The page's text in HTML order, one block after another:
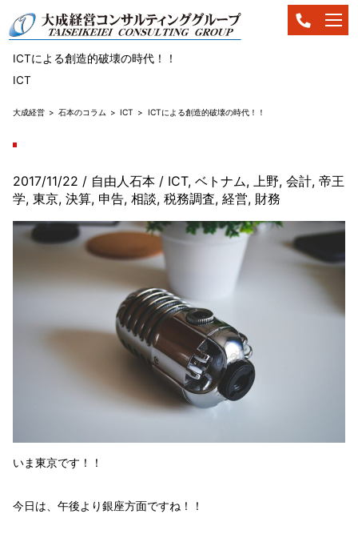
ICTによる創造的破壊の時代！！
ICT
大成経営 石本のコラム ICT ICTによる創造的破壊の時代！！
2017/11/22 / 自由人石本 / ICT, ベトナム, 上野, 会計, 帝王
学, 東京, 決算, 申告, 相談, 税務調査, 経営, 財務
いま東京です！！
今日は、午後より銀座方面ですね！！